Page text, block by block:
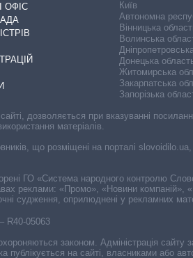
ОФІС
Київ
Автономна
Вінницька
Волинська
Донецька
Житомирська
Закарпатська
Запорізька
R40-05063
законом. Адміністрація сайту
на сайті, власниками або
дозволяється при вказуванні
матеріалів.
що розміщені на порталі
ГО «Система народного контролю
реклами: «Промо», «Новини компаній»,
судження, оприлюднені у рекламних